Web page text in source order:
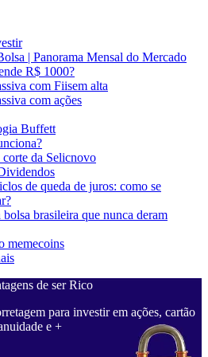
| Panorama Mensal do Mercado
R$ 1000?
com Fiisem alta
com ações
Buffett
da Selicnovo
de queda de juros: como se
bolsa brasileira que nunca deram
memecoins
de ser Rico
para investir em ações, cartão
e +